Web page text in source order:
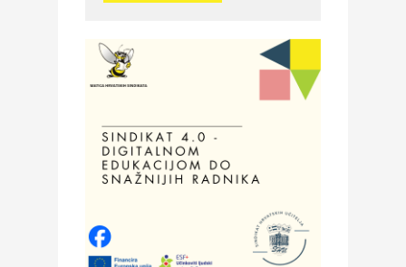
Zdravlje i osiguranje
Odmor
Villa Baranja – popust na
smještaj
Povoljnosti
Optika Adrialeće – online i